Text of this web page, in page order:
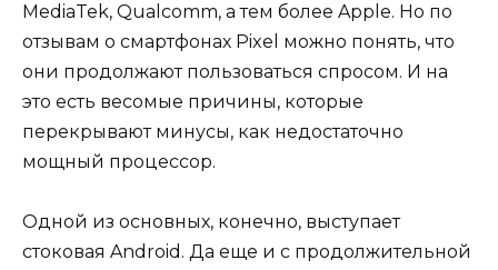
MediaTek, Qualcomm, а тем более Apple. Но по
отзывам о смартфонах Pixel можно понять, что
они продолжают пользоваться спросом. И на
это есть весомые причины, которые
перекрывают минусы, как недостаточно
мощный процессор.
Одной из основных, конечно, выступает
стоковая Android. Да еще и с продолжительной